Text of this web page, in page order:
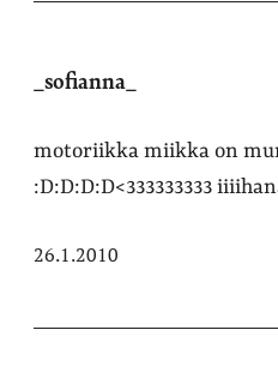
_sofianna_
motoriikka miikka on
:D:D:D:D<333333333
26.1.2010